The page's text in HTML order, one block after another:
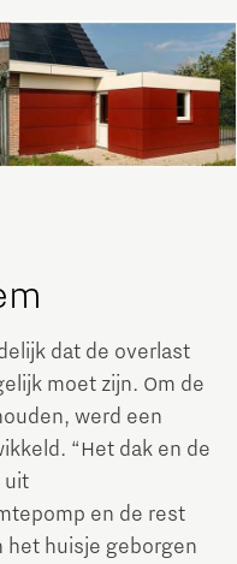
dat de overlast
moet zijn. Om de
werd een
“Het dak en de
uit
en de rest
het huisje geborgen